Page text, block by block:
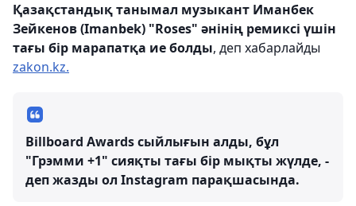
Қазақстандық танымал музыкант Иманбек
Зейкенов (Imanbek) "Roses" әнінің ремиксі үшін
тағы бір марапатқа ие болды, деп хабарлайды
zakon.kz.
Billboard Awards сыйлығын алды, бұл
"Грэмми +1" сияқты тағы бір мықты жүлде, -
деп жазды ол Instagram парақшасында.